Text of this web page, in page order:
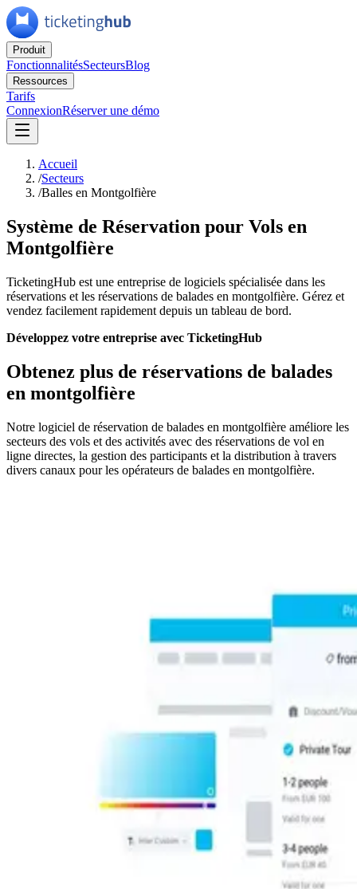
Produit
FonctionnalitésSecteursBlog
Ressources
Tarifs
ConnexionRéserver une démo
Accueil
/Secteurs
/Balles en Montgolfière
Système de Réservation pour Vols en
Montgolfière
TicketingHub est une entreprise de logiciels spécialisée dans les
réservations et les réservations de balades en montgolfière. Gérez et
vendez facilement rapidement depuis un tableau de bord.
Développez votre entreprise avec TicketingHub
Obtenez plus de réservations de balades
en montgolfière
Notre logiciel de réservation de balades en montgolfière améliore les
secteurs des vols et des activités avec des réservations de vol en
ligne directes, la gestion des participants et la distribution à travers
divers canaux pour les opérateurs de balades en montgolfière.